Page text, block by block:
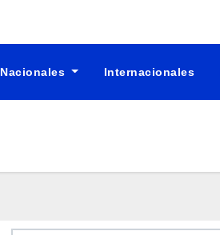
Nacionales Internacionales